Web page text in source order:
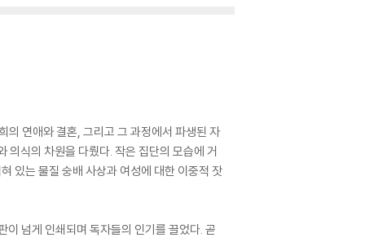
의 연애와 결혼, 그리고 그 과정에서 파생된 자
의식의 차원을 다뤘다. 작은 집단의 모습에 거
있는 물질 숭배 사상과 여성에 대한 이중적 잣
이 넘게 인쇄되며 독자들의 인기를 끌었다. 곧